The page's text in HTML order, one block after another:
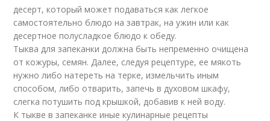
десерт, который может подаваться как легкое
самостоятельно блюдо на завтрак, на ужин или как
десертное полусладкое блюдо к обеду.
Тыква для запеканки должна быть непременно очищена
от кожуры, семян. Далее, следуя рецептуре, ее мякоть
нужно либо натереть на терке, измельчить иным
способом, либо отварить, запечь в духовом шкафу,
слегка потушить под крышкой, добавив к ней воду.
К тыкве в запеканке иные кулинарные рецепты